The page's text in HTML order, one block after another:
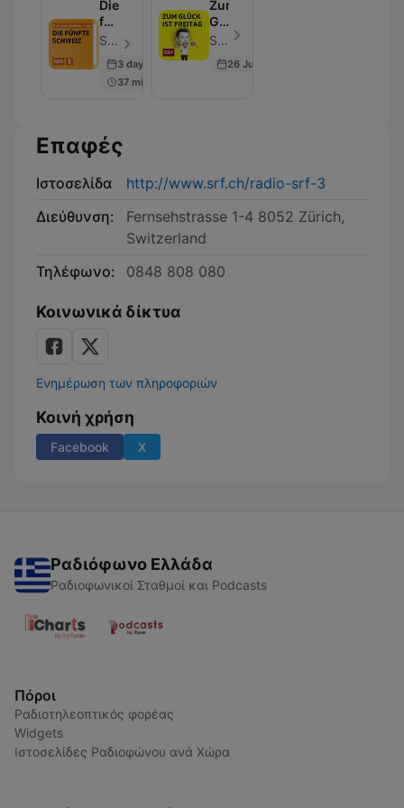
Die
fünfte
Schweiz
Schweizer Radio und Fernsehen (SRF) - Επεισόδιο 50
3 days ago
37 min
Zum
Glück
istSchweizer Radio und Fernsehen (SRF) - Επεισόδιο 50
26 Jun 2026
Επαφές
Ιστοσελίδα
http://www.srf.ch/radio-srf-3
Διεύθυνση:
Fernsehstrasse 1-4 8052 Zürich,
Switzerland
Τηλέφωνο:
0848 808 080
Κοινωνικά δίκτυα
Ενημέρωση των πληροφοριών
Κοινή χρήση
Facebook X
Ραδιόφωνο Ελλάδα
Ραδιοφωνικοί Σταθμοί και Podcasts
Πόροι
Ραδιοτηλεοπτικός φορέας
Widgets
Ιστοσελίδες Ραδιοφώνου ανά Χώρα